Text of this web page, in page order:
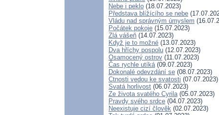
Nebe i peklo (18.07.2023)
Představa blížícího se nebe
Vládu nad správným úmyslem
Počátek pokoje (15.07.2023)
Zlá vášeň (14.07.2023)
Když je to možné (13.07.2023)
Dva hříchy pospolu (12.07.2023)
Osamocený ostrov (11.07.2023)
Čas rychle utíká(09.07.2023)
Dokonalé odevzdání se (08.07.2023)
Ctnosti vedou ke svatosti (07.07.2023)
Svatá horlivost (06.07.2023)
Ze života svatého Cyrila(05.07.2023)
Pravdy svého srdce (04.07.2023)
Neexistuje cizí člověk (02.07.2023)